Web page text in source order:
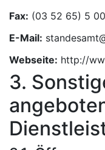
Fax:
E-Mail:
Webseite: http://
3.